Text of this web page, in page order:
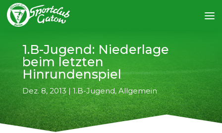
1.B-Jugend: Niederlage
beim letzten
Hinrundenspiel
Dez. 8, 2013|1.B-Jugend,Allgemein